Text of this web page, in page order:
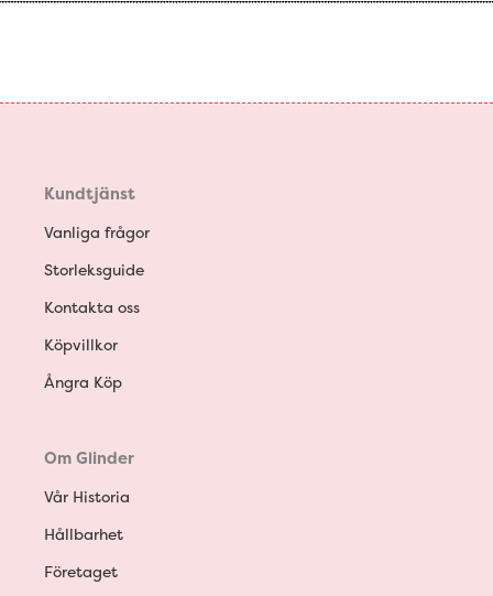
Kundtjänst
Vanliga frågor
Storleksguide
Kontakta oss
Köpvillkor
Ångra Köp
Om Glinder
Vår Historia
Hållbarhet
Företaget